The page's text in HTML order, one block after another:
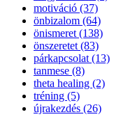
motiváció (37)
önbizalom (64)
önismeret (138)
önszeretet (83)
párkapcsolat (13)
tanmese (8)
theta healing (2)
tréning (5)
újrakezdés (26)